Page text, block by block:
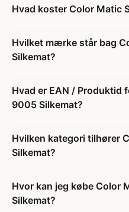
Hvad koster Color Matic
Hvilket mærke står bag
Silkemat?
Hvad er EAN / Produktid
9005 Silkemat?
Hvilken kategori tilhører
Silkemat?
Hvor kan jeg købe Color
Silkemat?